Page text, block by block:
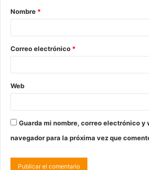
Nombre *
Correo electrónico *
Web
Guarda mi nombre, correo electrónico y
navegador para la próxima vez que